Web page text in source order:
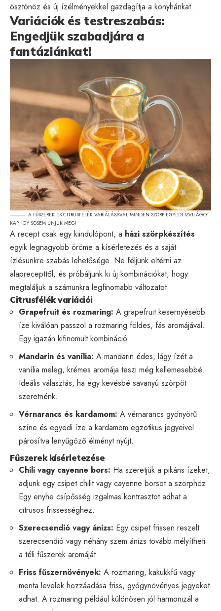
ösztönöz és új ízélményekkel gazdagítja a konyhánkat.
Variációk és testreszabás:
Engedjük szabadjára a
fantáziánkat!
A FŰSZEREK ÉS CITRUSFÉLÉK VARIÁLÁSÁVAL MINDEN SZÖRP EGYEDI ÍZVILÁGOT
KAP, ÍGY SOSEM UNJUK MEG!
A recept csak egy kiindulópont, a házi szörpkészítés
egyik legnagyobb öröme a kísérletezés és a saját
ízlésünkre szabás lehetősége. Ne féljünk eltérni az
alaprecepttől, és próbáljunk ki új kombinációkat, hogy
megtaláljuk a számunkra legfinomabb változatot.
Citrusfélék variációi
Grapefruit és rozmaring: A grapefruit kesernyésebb
íze kiválóan passzol a rozmaring földes, fás aromájával.
Egy igazán kifinomult kombináció.
Mandarin és vanília: A mandarin édes, lágy ízét a
vanília meleg, krémes aromája teszi még kellemesebbé.
Ideális választás, ha egy kevésbé savanyú szörpöt
szeretnénk.
Vérnarancs és kardamom: A vérnarancs gyönyörű
színe és egyedi íze a kardamom egzotikus jegyeivel
párosítva lenyűgöző élményt nyújt.
Fűszerek kísérletezése
Chili vagy cayenne bors: Ha szeretjük a pikáns ízeket,
adjunk egy csipet chilit vagy cayenne borsot a szörphöz.
Egy enyhe csípősség izgalmas kontrasztot adhat a
citrusos frissességhez.
Szerecsendió vagy ánizs: Egy csipet frissen reszelt
szerecsendió vagy néhány szem ánizs tovább mélyítheti
a téli fűszerek aromáját.
Friss fűszernövények: A rozmaring, kakukkfű vagy
menta levelek hozzáadása friss, gyógynövényes jegyeket
adhat. A rozmaring például különösen jól harmonizál a